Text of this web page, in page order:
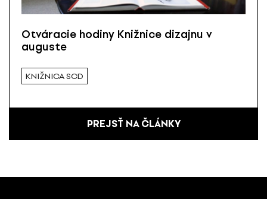
Otváracie hodiny Knižnice dizajnu v
auguste
KNIŽNICA SCD
PREJSŤ NA ČLÁNKY